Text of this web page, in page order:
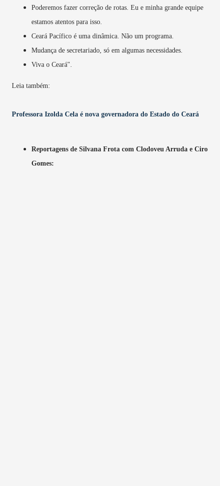
Poderemos fazer correção de rotas. Eu e minha grande equipe
estamos atentos para isso.
Ceará Pacífico é uma dinâmica. Não um programa.
Mudança de secretariado, só em algumas necessidades.
Viva o Ceará".
Leia também:
Professora Izolda Cela é nova governadora do Estado do Ceará
Reportagens de Silvana Frota com Clodoveu Arruda e Ciro
Gomes: